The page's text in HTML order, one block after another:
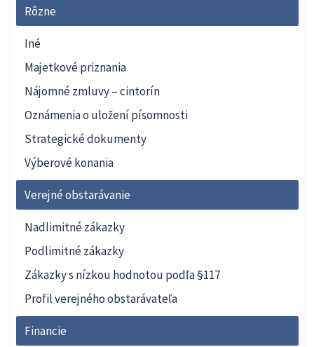
Rôzne
Iné
Majetkové priznania
Nájomné zmluvy – cintorín
Oznámenia o uložení písomnosti
Strategické dokumenty
Výberové konania
Verejné obstarávanie
Nadlimitné zákazky
Podlimitné zákazky
Zákazky s nízkou hodnotou podľa §117
Profil verejného obstarávateľa
Financie